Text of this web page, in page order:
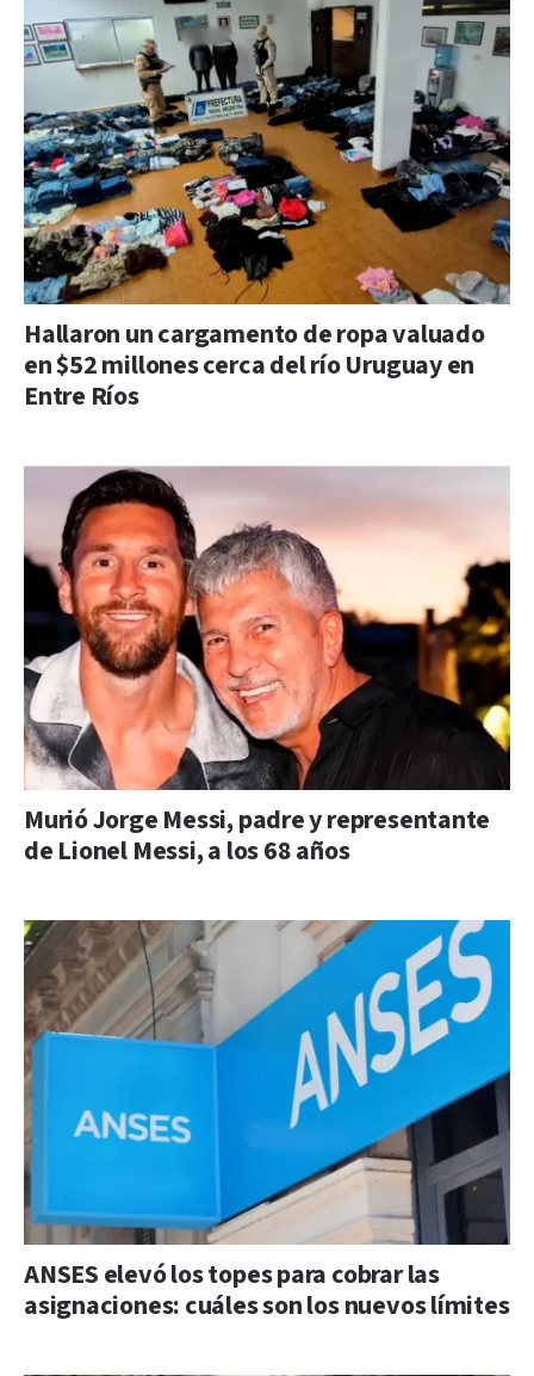
Hallaron un cargamento de ropa valuado
en $52 millones cerca del río Uruguay en
Entre Ríos
Murió Jorge Messi, padre y representante
de Lionel Messi, a los 68 años
ANSES elevó los topes para cobrar las
asignaciones: cuáles son los nuevos límites